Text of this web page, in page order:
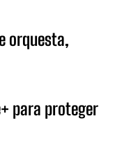
orquesta,
para proteger